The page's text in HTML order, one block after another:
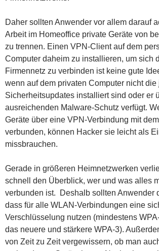
Daher sollten Anwender vor allem darauf
Arbeit im Homeoffice private Geräte von
zu trennen. Einen VPN-Client auf dem
Computer daheim zu installieren, um sich
Firmennetz zu verbinden ist keine gute
wenn auf dem privaten Computer nicht die
Sicherheitsupdates installiert sind oder er
ausreichenden Malware-Schutz verfügt.
Geräte über eine VPN-Verbindung mit dem
verbunden, können Hacker sie leicht als
missbrauchen.
Gerade in größeren Heimnetzwerken
schnell den Überblick, wer und was alles
verbunden ist. Deshalb sollten Anwender
dass für alle WLAN-Verbindungen eine
Verschlüsselung nutzen (mindestens
das neuere und stärkere WPA-3).
von Zeit zu Zeit vergewissern, ob man